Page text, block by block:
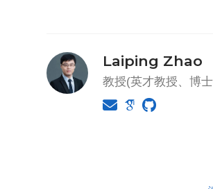
Laiping Zhao
教授(英才教授、博